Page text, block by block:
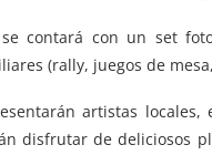
contará con un set
(rally, juegos de
artistas
disfrutar de deliciosos